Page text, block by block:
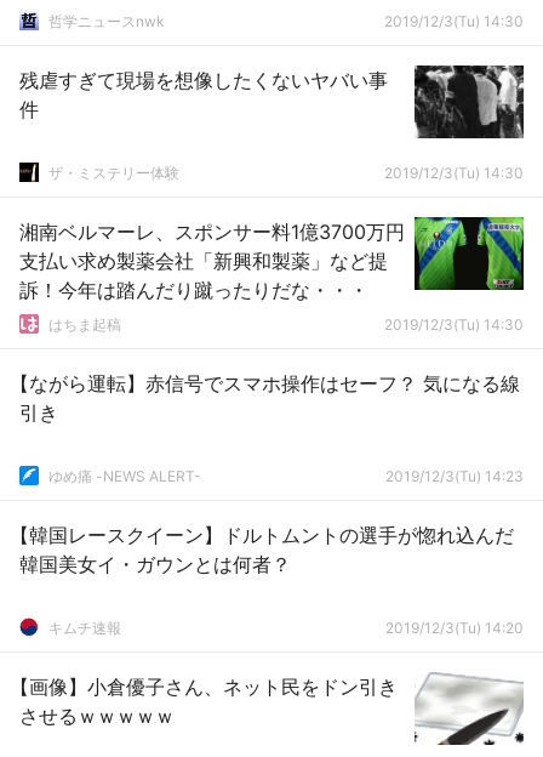
哲学ニュースnwk 2019/12/3(Tu) 14:30
残虐すぎて現場を想像したくないヤバい事
件
ザ・ミステリー体験 2019/12/3(Tu) 14:30
湘南ベルマーレ、スポンサー料1億3700万円
支払い求め製薬会社「新興和製薬」など提
訴！今年は踏んだり蹴ったりだな・・・
はちま起稿 2019/12/3(Tu) 14:30
【ながら運転】赤信号でスマホ操作はセーフ？ 気になる線
引き
ゆめ痛 -NEWS ALERT- 2019/12/3(Tu) 14:23
【韓国レースクイーン】ドルトムントの選手が惚れ込んだ
韓国美女イ・ガウンとは何者？
キムチ速報 2019/12/3(Tu) 14:20
【画像】小倉優子さん、ネット民をドン引き
させるｗｗｗｗｗ